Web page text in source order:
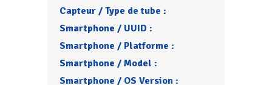
Capteur / Type de tube :
Smartphone / UUID :
Smartphone / Platforme :
Smartphone / Model :
Smartphone / OS Version :